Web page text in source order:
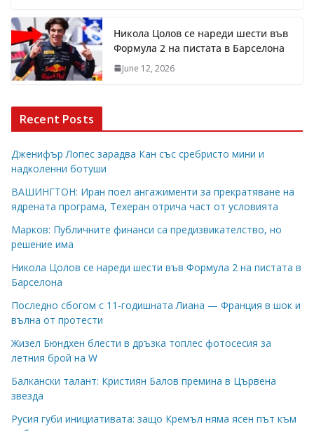
Никола Цолов се нареди шести във
Формула 2 на пистата в Барселона
June 12, 2026
Recent Posts
Дженифър Лопес зарадва Кан със сребристо мини и
надколенни ботуши
ВАШИНГТОН: Иран поел ангажименти за прекратяване на
ядрената програма, Техеран отрича част от условията
Марков: Публичните финанси са предизвикателство, но
решение има
Никола Цолов се нареди шести във Формула 2 на пистата в
Барселона
Последно сбогом с 11-годишната Лиана — Франция в шок и
вълна от протести
Жизел Бюндхен блести в дръзка топлес фотосесия за
летния брой на W
Балкански талант: Кристиян Балов премина в Цървена
звезда
Русия губи инициативата: защо Кремъл няма ясен път към